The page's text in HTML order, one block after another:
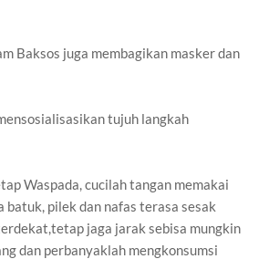
Baksos juga membagikan masker dan
tujuh langkah
Waspada, cucilah tangan memakai
batuk, pilek dan nafas terasa sesak
jaga jarak sebisa mungkin
dan perbanyaklah mengkonsumsi